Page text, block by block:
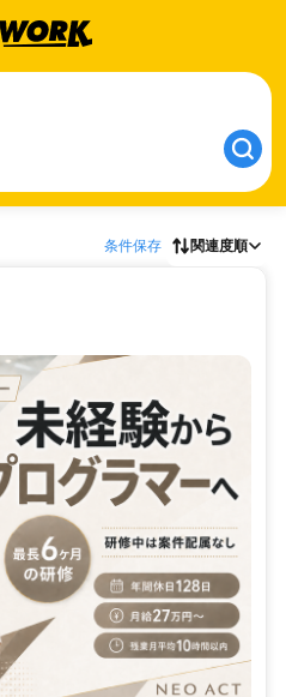
条件保存 関連度順